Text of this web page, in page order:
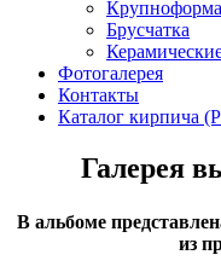
Брусчатка
Фотогалерея
Контакты
Каталог кирпича
Галерея
В альбоме
из